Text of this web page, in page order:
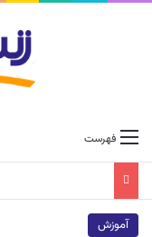
فهرست
آموزش